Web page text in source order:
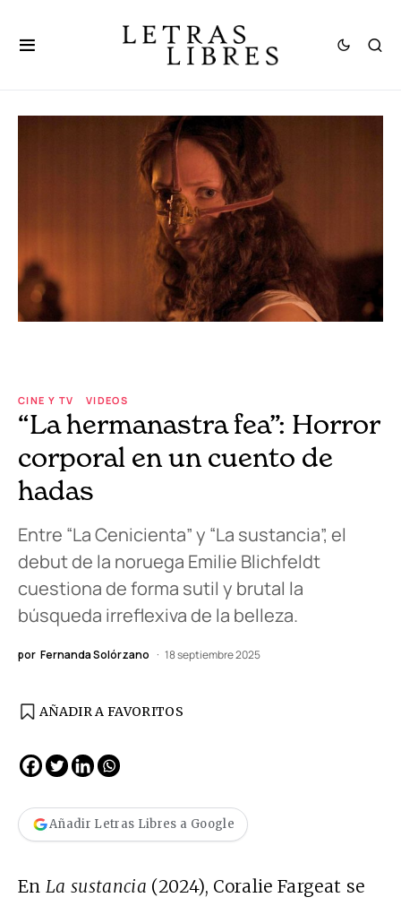
CINE Y TV VIDEOS
“La hermanastra fea”: Horror
corporal en un cuento de
hadas
Entre “La Cenicienta” y “La sustancia”, el
debut de la noruega Emilie Blichfeldt
cuestiona de forma sutil y brutal la
búsqueda irreflexiva de la belleza.
por Fernanda Solórzano 18 septiembre 2025
AÑADIR A FAVORITOS
Añadir Letras Libres a Google
EnLa sustancia (2024), Coralie Fargeat se